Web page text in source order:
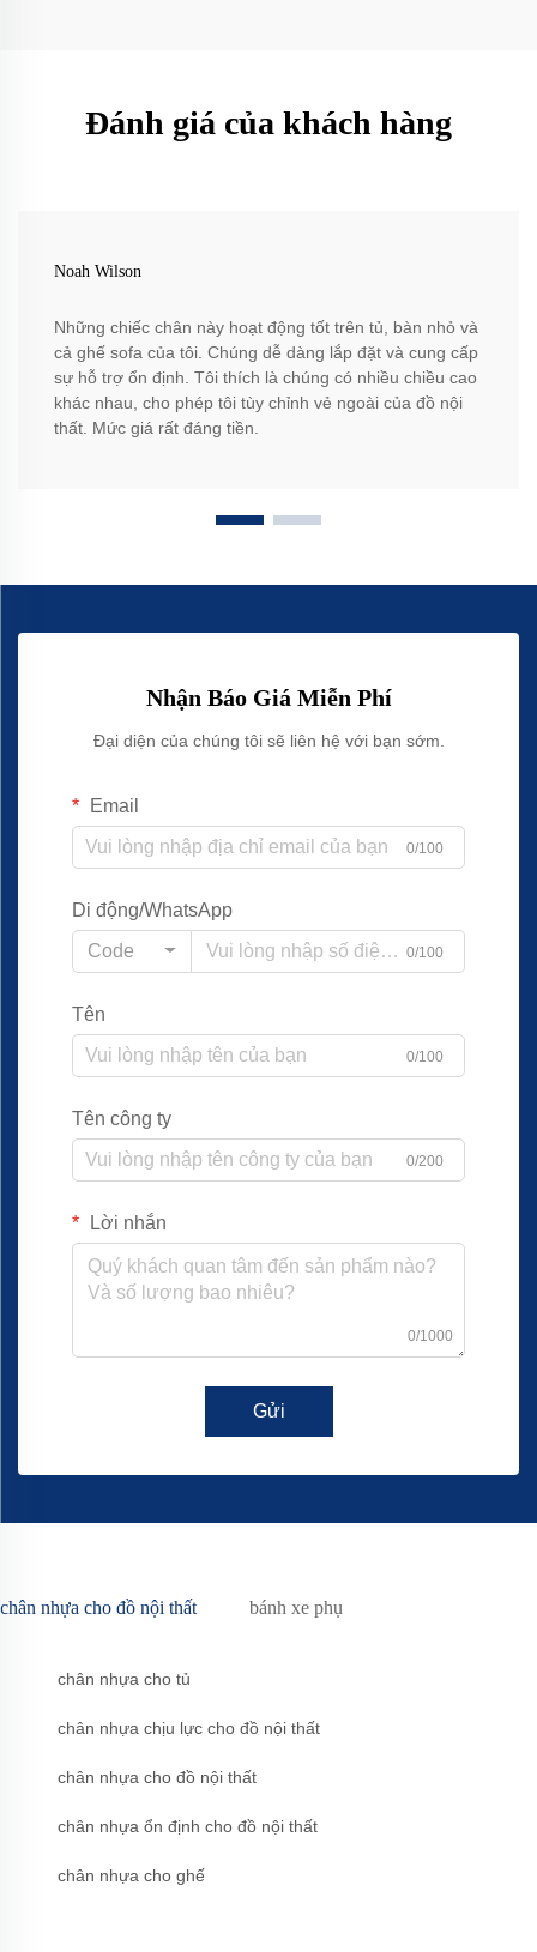
Đánh giá của khách hàng
Noah Wilson
Những chiếc chân này hoạt động tốt trên tủ, bàn nhỏ và
cả ghế sofa của tôi. Chúng dễ dàng lắp đặt và cung cấp
sự hỗ trợ ổn định. Tôi thích là chúng có nhiều chiều cao
khác nhau, cho phép tôi tùy chỉnh vẻ ngoài của đồ nội
thất. Mức giá rất đáng tiền.
Nhận Báo Giá Miễn Phí
Đại diện của chúng tôi sẽ liên hệ với bạn sớm.
Email
0/100
Di động/WhatsApp
Code
0/100
Tên
0/100
Tên công ty
0/200
Lời nhắn
0/1000
Gửi
chân nhựa cho đồ nội thất bánh xe phụ
chân nhựa cho tủ
chân nhựa chịu lực cho đồ nội thất
chân nhựa cho đồ nội thất
chân nhựa ổn định cho đồ nội thất
chân nhựa cho ghế